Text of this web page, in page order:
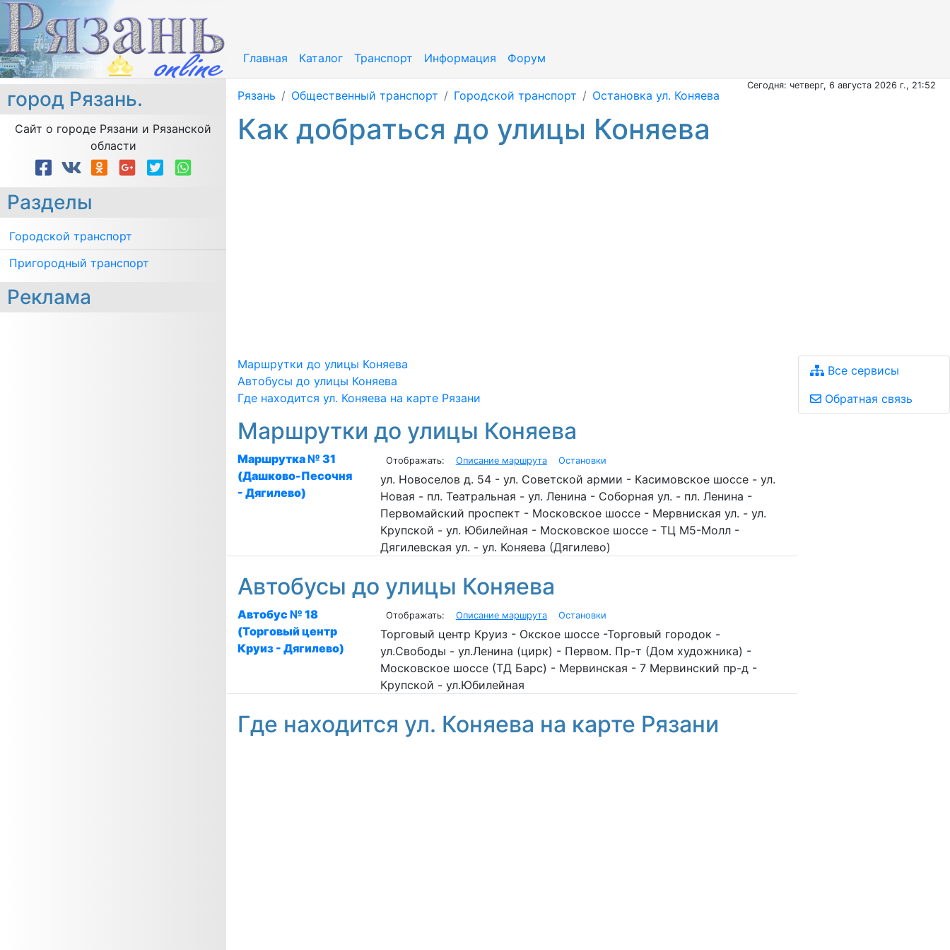
Главная Каталог Транспорт Информация Форум
Сегодня: четверг, 6 августа 2026 г., 21:52
Рязань Общественный транспорт Городской транспорт Остановка ул. Коняева
Как добраться до улицы Коняева
Маршрутки до улицы Коняева
Автобусы до улицы Коняева
Где находится ул. Коняева на карте Рязани
Маршрутки до улицы Коняева
Маршрутка № 31
(Дашково-Песочня
- Дягилево)
Описание маршрута Остановки
ул. Новоселов д. 54 - ул. Советской армии - Касимовское шоссе - ул.
Новая - пл. Театральная - ул. Ленина - Соборная ул. - пл. Ленина -
Первомайский проспект - Московское шоссе - Мервниская ул. - ул.
Крупской - ул. Юбилейная - Московское шоссе - ТЦ М5-Молл -
Дягилевская ул. - ул. Коняева (Дягилево)
Автобусы до улицы Коняева
Автобус № 18
(Торговый центр
Круиз - Дягилево)
Описание маршрута Остановки
Торговый центр Круиз - Окское шоссе -Торговый городок -
ул.Свободы - ул.Ленина (цирк) - Первом. Пр-т (Дом художника) -
Московское шоссе (ТД Барс) - Мервинская - 7 Мервинский пр-д -
Крупской - ул.Юбилейная
Где находится ул. Коняева на карте Рязани
Все сервисы
Обратная связь
город Рязань.
Сайт о городе Рязани и Рязанской
области
Разделы
Городской транспорт
Пригородный транспорт
Реклама